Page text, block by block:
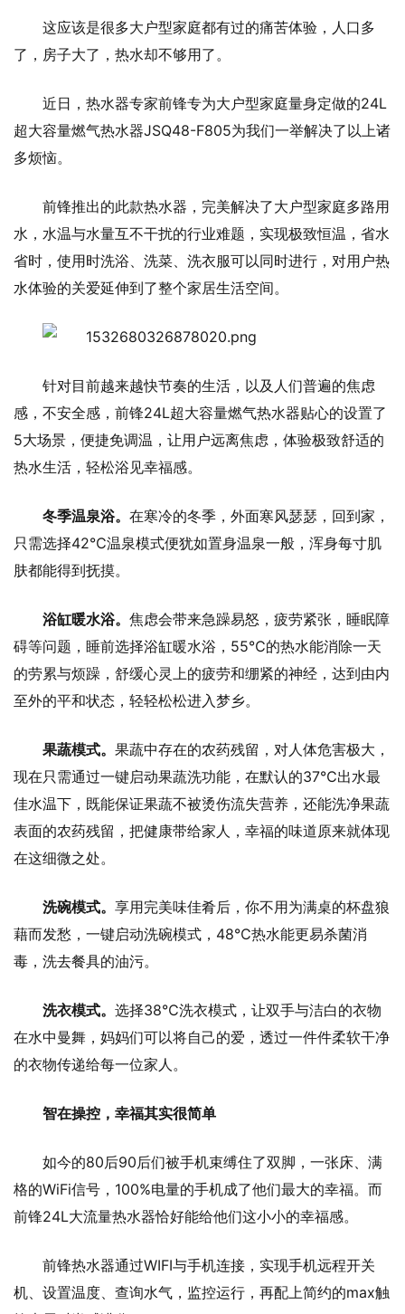
这应该是很多大户型家庭都有过的痛苦体验，人口多
了，房子大了，热水却不够用了。
近日，热水器专家前锋专为大户型家庭量身定做的24L
超大容量燃气热水器JSQ48-F805为我们一举解决了以上诸
多烦恼。
前锋推出的此款热水器，完美解决了大户型家庭多路用
水，水温与水量互不干扰的行业难题，实现极致恒温，省水
省时，使用时洗浴、洗菜、洗衣服可以同时进行，对用户热
水体验的关爱延伸到了整个家居生活空间。
针对目前越来越快节奏的生活，以及人们普遍的焦虑
感，不安全感，前锋24L超大容量燃气热水器贴心的设置了
5大场景，便捷免调温，让用户远离焦虑，体验极致舒适的
热水生活，轻松浴见幸福感。
冬季温泉浴。 在寒冷的冬季，外面寒风瑟瑟，回到家，
只需选择42℃温泉模式便犹如置身温泉一般，浑身每寸肌
肤都能得到抚摸。
浴缸暖水浴。 焦虑会带来急躁易怒，疲劳紧张，睡眠障
碍等问题，睡前选择浴缸暖水浴，55℃的热水能消除一天
的劳累与烦躁，舒缓心灵上的疲劳和绷紧的神经，达到由内
至外的平和状态，轻轻松松进入梦乡。
果蔬模式。 果蔬中存在的农药残留，对人体危害极大，
现在只需通过一键启动果蔬洗功能，在默认的37℃出水最
佳水温下，既能保证果蔬不被烫伤流失营养，还能洗净果蔬
表面的农药残留，把健康带给家人，幸福的味道原来就体现
在这细微之处。
洗碗模式。 享用完美味佳肴后，你不用为满桌的杯盘狼
藉而发愁，一键启动洗碗模式，48℃热水能更易杀菌消
毒，洗去餐具的油污。
洗衣模式。 选择38℃洗衣模式，让双手与洁白的衣物
在水中曼舞，妈妈们可以将自己的爱，透过一件件柔软干净
的衣物传递给每一位家人。
智在操控，幸福其实很简单
如今的80后90后们被手机束缚住了双脚，一张床、满
格的WiFi信号，100%电量的手机成了他们最大的幸福。而
前锋24L大流量热水器恰好能给他们这小小的幸福感。
前锋热水器通过WIFI与手机连接，实现手机远程开关
机、设置温度、查询水气，监控运行，再配上简约的max触